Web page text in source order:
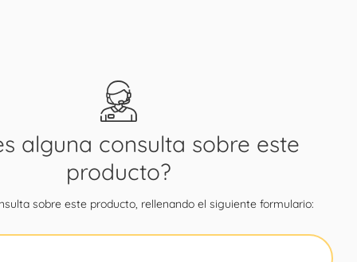
alguna consulta sobre este
producto?
sobre este producto, rellenando el siguiente formulario: